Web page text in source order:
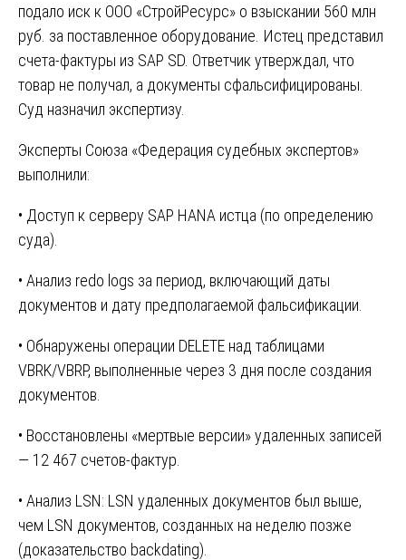
подало иск к ООО «СтройРесурс» о взыскании 560 млн
руб. за поставленное оборудование. Истец представил
счета-фактуры из SAP SD. Ответчик утверждал, что
товар не получал, а документы сфальсифицированы.
Суд назначил экспертизу.
Эксперты Союза «Федерация судебных экспертов»
выполнили:
• Доступ к серверу SAP HANA истца (по определению
суда).
• Анализ redo logs за период, включающий даты
документов и дату предполагаемой фальсификации.
• Обнаружены операции DELETE над таблицами
VBRK/VBRP, выполненные через 3 дня после создания
документов.
• Восстановлены «мертвые версии» удаленных записей
— 12 467 счетов-фактур.
• Анализ LSN: LSN удаленных документов был выше,
чем LSN документов, созданных на неделю позже
(доказательство backdating).